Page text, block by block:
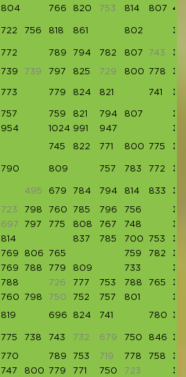
804 766 820 753 814 807
722 756 818 861 802
772 789 794 782 807 743
739 739 797 825 729 800 778
773 779 824 821 741
757 759 821 794 807
954 1024 991 947
745 822 771 800 775
790 809 757 783 772
495 679 784 794 814 833
723 798 760 785 796 756
697 797 775 808 767 748
814 837 785 700 753
769 806 765 759 782
769 788 779 809 733
788 726 777 753 788 765
760 798 750 752 757 801
819 696 824 741 780
775 738 743 732 679 750 846
770 789 753 719 778 758
747 800 779 771 750 723